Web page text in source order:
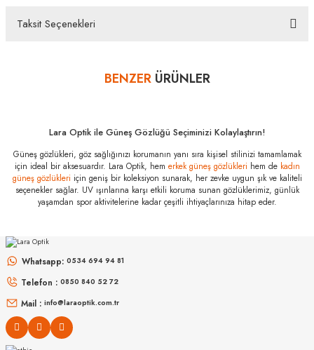
hatası aldığınız durumda bankanızla irtibata geçip aksesuar
alışverişlerinde kredi kartınızın müsaade ettiği maksimum taksit
:
Ray-Ban
Stok Kodu
:
RB 0501S 6707GS 56
Cam Tipi
:
Organik
Cam Rengi
:
Füme
Polarize
Çerçeve Rengi
Gri
Sap Rengi
:
Gri
Ekartman
:
56 mm
Köprü Ölçüsü
Sap Ölçüsü
Yorum Yaz
Taksit Seçenekleri
BENZERÜRÜNLER
RB 3447 001/3M 50
%45 12.723₺ 6.998₺
Lara Optik ile Güneş Gözlüğü Seçiminizi Kolaylaştırın!
Güneş gözlükleri, göz sağlığınızı korumanın yanı sıra kişisel stilinizi tamamlamak
için ideal bir aksesuardır. Lara Optik, hem erkek güneş gözlükleri hem de kadın
güneş gözlükleri için geniş bir koleksiyon sunarak, her zevke uygun şık ve kaliteli
seçenekler sağlar. UV ışınlarına karşı etkili koruma sunan gözlüklerimiz, günlük
yaşamdan spor aktivitelerine kadar çeşitli ihtiyaçlarınıza hitap eder.
Whatsapp: 0534 694 94 81
Telefon : 0850 840 52 72
Mail : info@laraoptik.com.tr